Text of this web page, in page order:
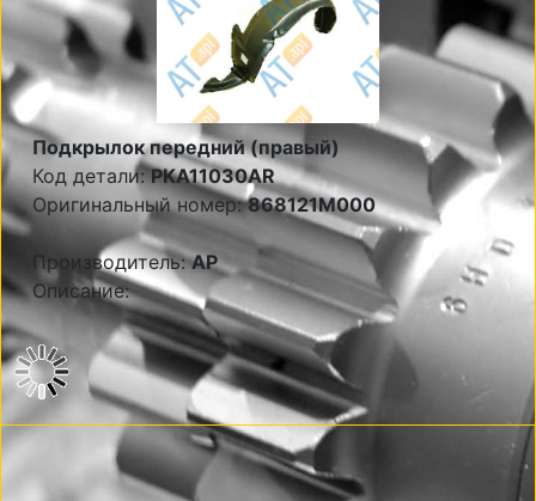
Подкрылок передний (правый)
Код детали:PKA11030AR
Оригинальный номер:868121M000
Производитель:AP
Описание: